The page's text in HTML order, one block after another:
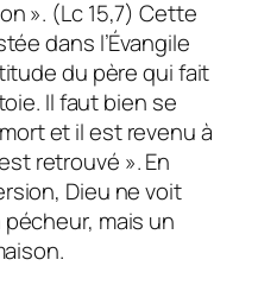
». (Lc 15,7) Cette
dans l’Évangile
du père qui fait
Il faut bien se
et il est revenu à
retrouvé ». En
Dieu ne voit
mais un